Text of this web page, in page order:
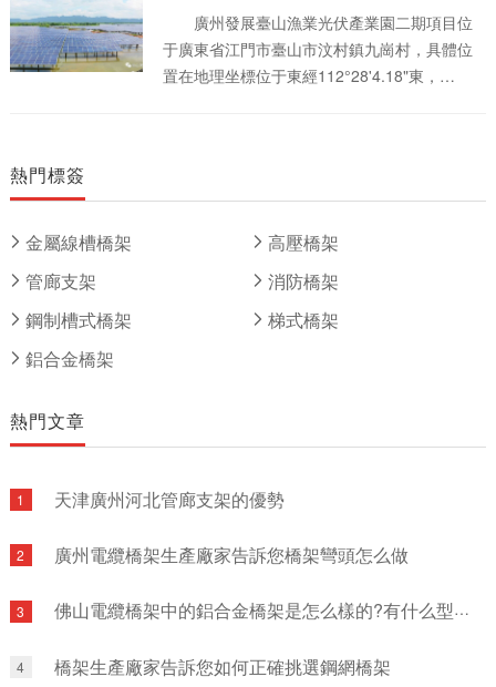
區和增城區， [2] 貫穿東部新城區域，止于增
城廣場站，大致呈“廠字形”走向。 截至
2019年12月，廣州地鐵21號線線路全長61.6千
來廣州地鐵11號線和廣州地鐵13號線的車站，
路口東北側的地底，是亞洲**的地下地鐵車站。
車站于2019年12月20日正式啟用。車站為21號
線快車停靠站。
廣州發展臺山漁業光伏產業園二期項目位
于廣東省江門市臺山市汶村鎮九崗村，具體位
置在地理坐標位于東經112°28'4.18"東，
招標范圍為二期工程，二期工程項目需新建一
臺50MVA 的主變及配套的GIS設備、配套高低
建成的出線以110kV電壓等級接入汶村變電站
110kV電網。本項目通過Meteonorm數據庫得
熱門標簽
金屬線槽橋架
高壓橋架
管廊支架
消防橋架
鋼制槽式橋架
梯式橋架
鋁合金橋架
熱門文章
1 天津廣州河北管廊支架的優勢
2 廣州電纜橋架生產廠家告訴您橋架彎頭怎么做
3 佛山電纜橋架中的鋁合金橋架是怎么樣的?有什么型號？
4 橋架生產廠家告訴您如何正確挑選鋼網橋架